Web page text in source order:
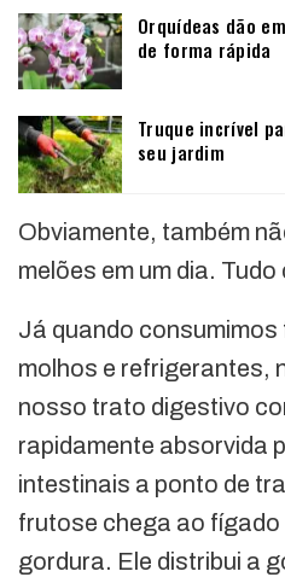
Orquídeas dão
de forma rápida
Truque incrível
seu jardim
Obviamente, também
melões em um dia.
Já quando
molhos e refrigerantes,
nosso trato digestivo
rapidamente absorvida
intestinais a ponto de
frutose chega ao
gordura. Ele distribui a